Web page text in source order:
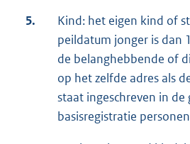
5.
Kind: het eigen kind of
peildatum jonger is dan
de belanghebbende of
op het zelfde adres als
staat ingeschreven in
basisregistratie